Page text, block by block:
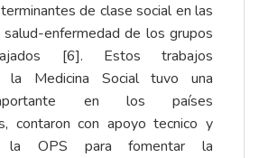
de clase social en las
enfermedad de los grupos
[6]. Estos trabajos
la Medicina Social tuvo una
en los países
contaron con apoyo tecnico y
la OPS para fomentar la